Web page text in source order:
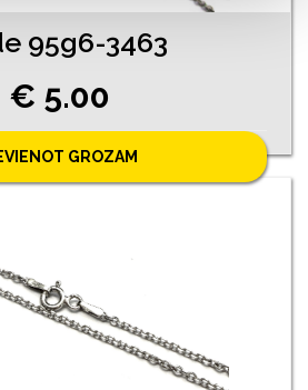
95g6-3463
€ 5.00
GROZAM